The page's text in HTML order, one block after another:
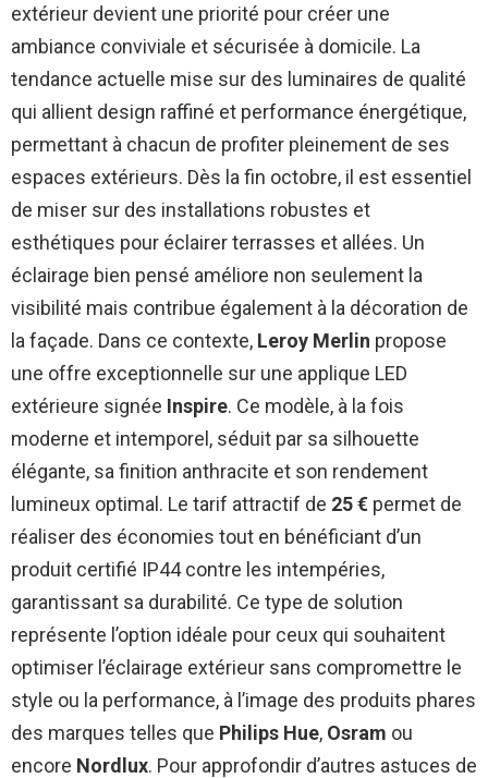
extérieur devient une priorité pour créer une
ambiance conviviale et sécurisée à domicile. La
tendance actuelle mise sur des luminaires de qualité
qui allient design raffiné et performance énergétique,
permettant à chacun de profiter pleinement de ses
espaces extérieurs. Dès la fin octobre, il est essentiel
de miser sur des installations robustes et
esthétiques pour éclairer terrasses et allées. Un
éclairage bien pensé améliore non seulement la
visibilité mais contribue également à la décoration de
la façade. Dans ce contexte, Leroy Merlin propose
une offre exceptionnelle sur une applique LED
extérieure signée Inspire. Ce modèle, à la fois
moderne et intemporel, séduit par sa silhouette
élégante, sa finition anthracite et son rendement
lumineux optimal. Le tarif attractif de 25 € permet de
réaliser des économies tout en bénéficiant d’un
produit certifié IP44 contre les intempéries,
garantissant sa durabilité. Ce type de solution
représente l’option idéale pour ceux qui souhaitent
optimiser l’éclairage extérieur sans compromettre le
style ou la performance, à l’image des produits phares
des marques telles que Philips Hue, Osram ou
encore Nordlux. Pour approfondir d’autres astuces de